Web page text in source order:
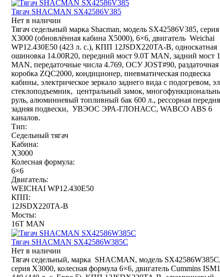
Тягач SHACMAN SX42586V385
Нет в наличии
Тягач седельный марка Shacman, модель SX42586V385, серия
Х3000 (обновлённая кабина X5000), 6×6, двигатель Weichai
WP12.430E50 (423 л. с.), КПП 12JSDX220TA-B, односкатная
ошиновка 14.00R20, передний мост 9.0T MAN, задний мост
MAN, передаточные числа 4.769, ОСУ JOST#90, раздаточная
коробка ZQC2000, кондиционер, пневматическая подвеска
кабины, электрическое зеркало заднего вида с подогревом,
стеклоподъемник, центральный замок,
руль, алюминиевый топливный бак 600 л., рессорная
задняя подвески, УВЭОС ЭРА-ГЛОНАСС, WABCO ABS 6
каналов.
Тип:
Седельный тягач
Кабина:
X3000
Колесная формула:
6×6
Двигатель:
WEICHAI WP12.430E50
КПП:
12JSDX220TA-B
Мосты:
16T MAN
Тягач SHACMAN SX42586W385C
Нет в наличии
Тягач седельный, марка SHACMAN, модель
серия Х3000, колесная формула 6×6, двигатель Cummins